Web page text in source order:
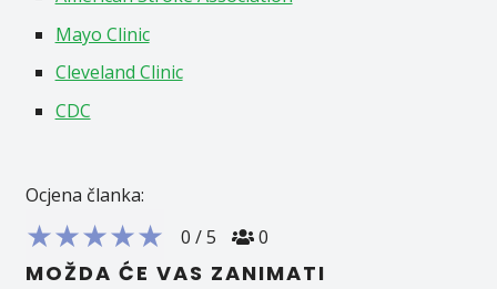
Mayo Clinic
Cleveland Clinic
CDC
Ocjena članka:
★★★★★ 0 /5 0
MOŽDA ĆE VAS ZANIMATI